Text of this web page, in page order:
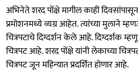
अभिनेते शरद पोंक्षे मागील काही दिवसांपासून
प्रमोशनमध्ये व्यग्र आहेत. त्यांच्या मुलाने
चित्रपटाचे दिग्दर्शन केले आहे. दिग्दर्शक
चित्रपट आहे. शरद पोंक्षे यांनी लेकाच्या
चित्रपट जून महिन्यात प्रदर्शित होणार आहे.